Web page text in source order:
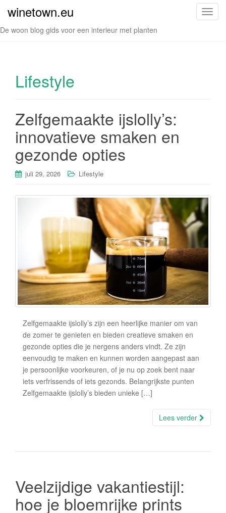
S
winetown.eu
De woon blog gids voor een interieur met planten
Lifestyle
Zelfgemaakte ijslolly’s:
innovatieve smaken en
gezonde opties
juli 29, 2026 Lifestyle
Zelfgemaakte ijslolly’s zijn een heerlijke manier om van
de zomer te genieten en bieden creatieve smaken en
gezonde opties die je nergens anders vindt. Ze zijn
eenvoudig te maken en kunnen worden aangepast aan
je persoonlijke voorkeuren, of je nu op zoek bent naar
iets verfrissends of iets gezonds. Belangrijkste punten
Zelfgemaakte ijslolly’s bieden unieke […]
Lees verder
Veelzijdige vakantiestijl:
hoe je bloemrijke prints